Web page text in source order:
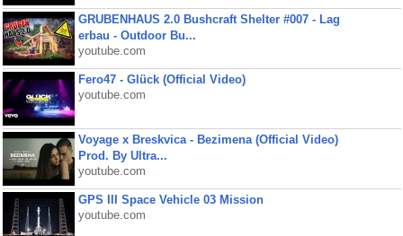
GRUBENHAUS 2.0 Bushcraft Shelter #007 - Lag
erbau - Outdoor Bu...
youtube.com
Fero47 - Glück (Official Video)
youtube.com
Voyage x Breskvica - Bezimena (Official Video)
Prod. By Ultra...
youtube.com
GPS III Space Vehicle 03 Mission
youtube.com